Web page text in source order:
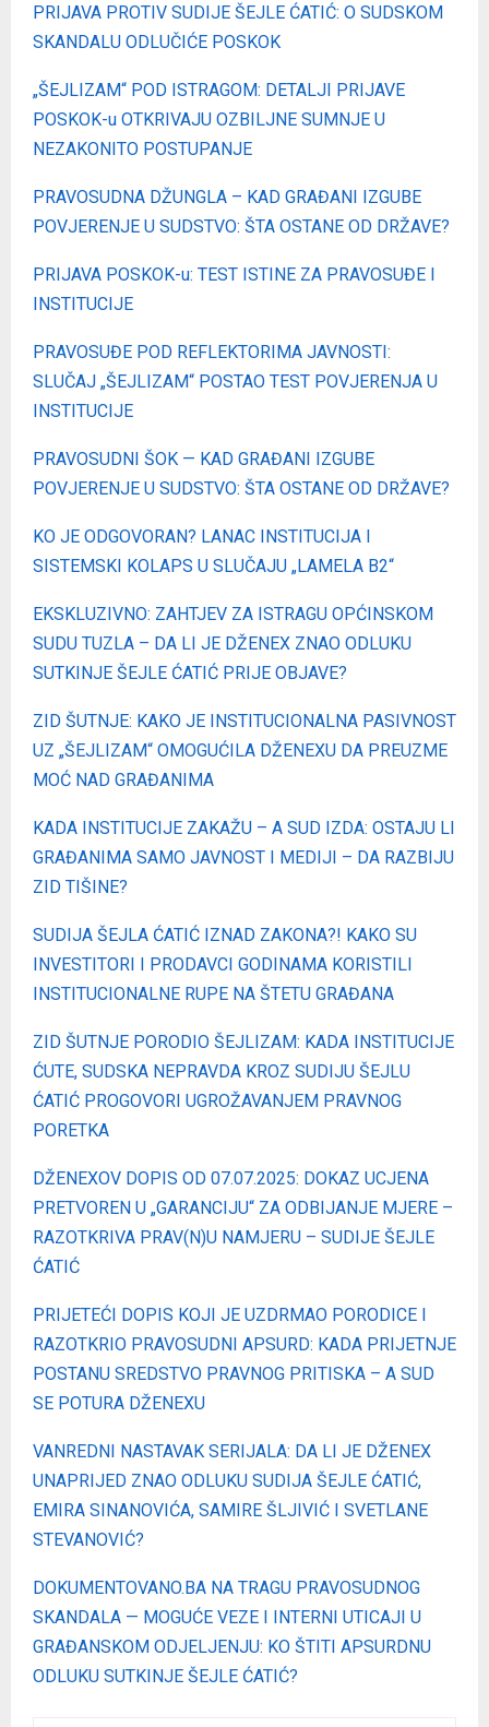
PRIJAVA PROTIV SUDIJE ŠEJLE ĆATIĆ: O SUDSKOM
SKANDALU ODLUČIĆE POSKOK
„ŠEJLIZAM“ POD ISTRAGOM: DETALJI PRIJAVE
POSKOK-u OTKRIVAJU OZBILJNE SUMNJE U
NEZAKONITO POSTUPANJE
PRAVOSUDNA DŽUNGLA – KAD GRAĐANI IZGUBE
POVJERENJE U SUDSTVO: ŠTA OSTANE OD DRŽAVE?
PRIJAVA POSKOK-u: TEST ISTINE ZA PRAVOSUĐE I
INSTITUCIJE
PRAVOSUĐE POD REFLEKTORIMA JAVNOSTI:
SLUČAJ „ŠEJLIZAM“ POSTAO TEST POVJERENJA U
INSTITUCIJE
PRAVOSUDNI ŠOK — KAD GRAĐANI IZGUBE
POVJERENJE U SUDSTVO: ŠTA OSTANE OD DRŽAVE?
KO JE ODGOVORAN? LANAC INSTITUCIJA I
SISTEMSKI KOLAPS U SLUČAJU „LAMELA B2“
EKSKLUZIVNO: ZAHTJEV ZA ISTRAGU OPĆINSKOM
SUDU TUZLA – DA LI JE DŽENEX ZNAO ODLUKU
SUTKINJE ŠEJLE ĆATIĆ PRIJE OBJAVE?
ZID ŠUTNJE: KAKO JE INSTITUCIONALNA PASIVNOST
UZ „ŠEJLIZAM“ OMOGUĆILA DŽENEXU DA PREUZME
MOĆ NAD GRAĐANIMA
KADA INSTITUCIJE ZAKAŽU – A SUD IZDA: OSTAJU LI
GRAĐANIMA SAMO JAVNOST I MEDIJI – DA RAZBIJU
ZID TIŠINE?
SUDIJA ŠEJLA ĆATIĆ IZNAD ZAKONA?! KAKO SU
INVESTITORI I PRODAVCI GODINAMA KORISTILI
INSTITUCIONALNE RUPE NA ŠTETU GRAĐANA
ZID ŠUTNJE PORODIO ŠEJLIZAM: KADA INSTITUCIJE
ĆUTE, SUDSKA NEPRAVDA KROZ SUDIJU ŠEJLU
ĆATIĆ PROGOVORI UGROŽAVANJEM PRAVNOG
PORETKA
DŽENEXOV DOPIS OD 07.07.2025: DOKAZ UCJENA
PRETVOREN U „GARANCIJU“ ZA ODBIJANJE MJERE –
RAZOTKRIVA PRAV(N)U NAMJERU – SUDIJE ŠEJLE
ĆATIĆ
PRIJETEĆI DOPIS KOJI JE UZDRMAO PORODICE I
RAZOTKRIO PRAVOSUDNI APSURD: KADA PRIJETNJE
POSTANU SREDSTVO PRAVNOG PRITISKA – A SUD
SE POTURA DŽENEXU
VANREDNI NASTAVAK SERIJALA: DA LI JE DŽENEX
UNAPRIJED ZNAO ODLUKU SUDIJA ŠEJLE ĆATIĆ,
EMIRA SINANOVIĆA, SAMIRE ŠLJIVIĆ I SVETLANE
STEVANOVIĆ?
DOKUMENTOVANO.BA NA TRAGU PRAVOSUDNOG
SKANDALA — MOGUĆE VEZE I INTERNI UTICAJI U
GRAĐANSKOM ODJELJENJU: KO ŠTITI APSURDNU
ODLUKU SUTKINJE ŠEJLE ĆATIĆ?